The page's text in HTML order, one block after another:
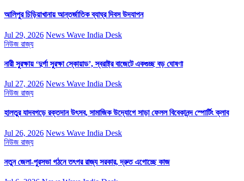
আলিপুর চিড়িয়াখানায় আন্তর্জাতিক ব্যাঘ্র দিবস উদযাপন
Jul 29, 2026 News Wave India Desk
নিউজ রাজ্য
নারী সুরক্ষায় ‘দুর্গা সুরক্ষা স্কোয়াড’, স্বরাষ্ট্র বাজেটে একগুচ্ছ বড় ঘোষণা
Jul 27, 2026 News Wave India Desk
নিউজ রাজ্য
হালতুর যাদবগড়ে রক্তদান উৎসব, সামাজিক উদ্যোগে সাড়া ফেলল বিবেকানন্দ স্পোর্টিং ক্লাব
Jul 26, 2026 News Wave India Desk
নিউজ রাজ্য
নতুন জেলা-পুরসভা গঠনে তৎপর রাজ্য সরকার, দ্রুত এগোচ্ছে কাজ